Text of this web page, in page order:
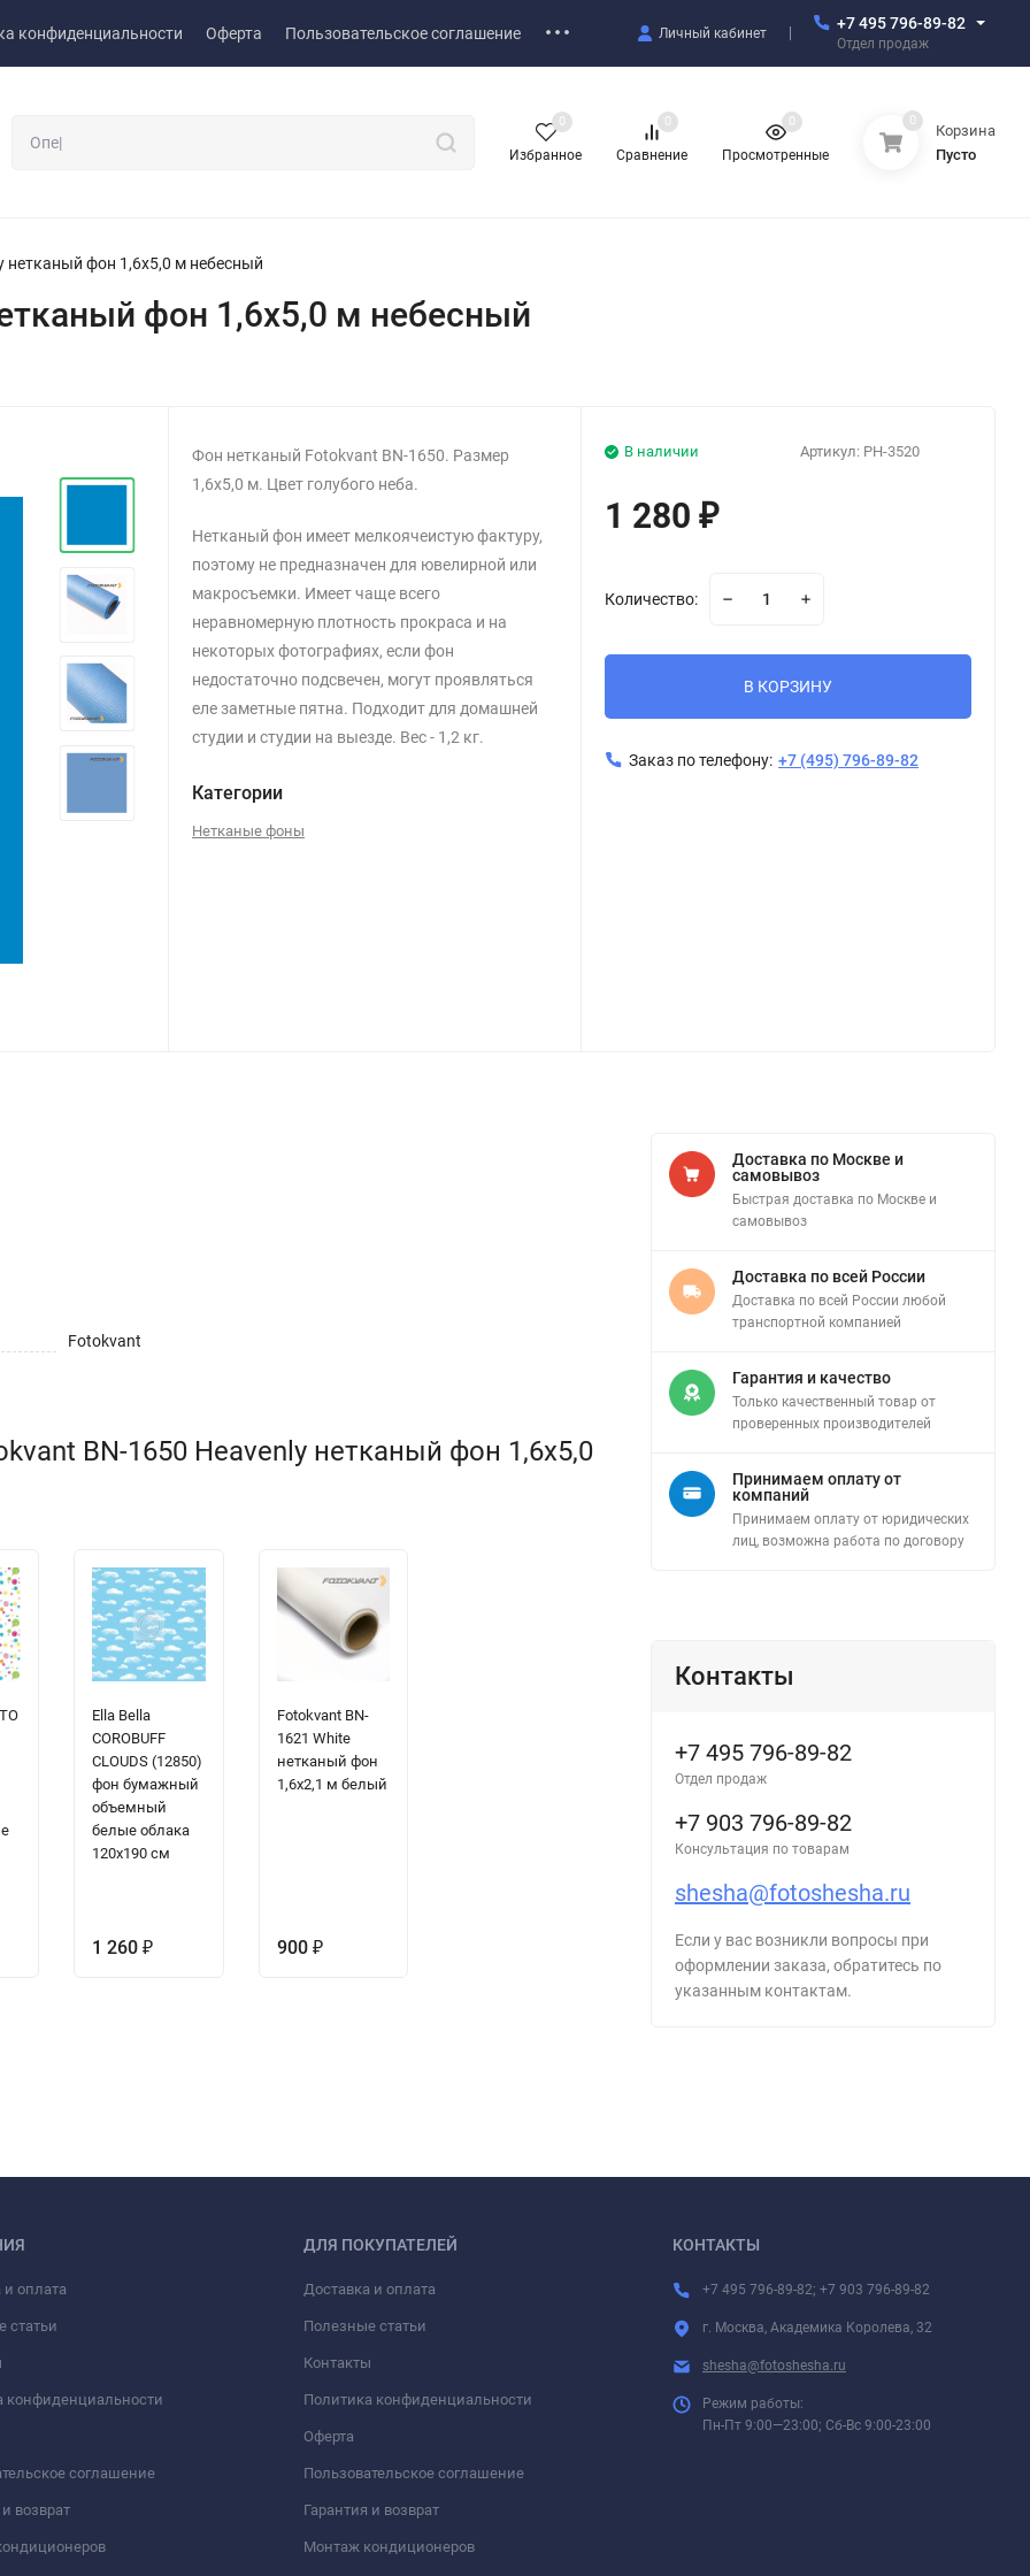
конфиденциальности Оферта Пользовательское соглашение Личный кабинет
+7 495 796-89-82
Отдел продаж
Избранное
0
Сравнение
0
Просмотренные
0 0
Корзина
Пусто
нетканый фон 1,6х5,0 м небесный
фон 1,6х5,0 м небесный
Фон нетканый Fotokvant BN-1650. Размер
1,6х5,0 м. Цвет голубого неба.
Нетканый фон имеет мелкоячеистую фактуру,
поэтому не предназначен для ювелирной или
макросъемки. Имеет чаще всего
неравномерную плотность прокраса и на
некоторых фотографиях, если фон
недостаточно подсвечен, могут проявляться
еле заметные пятна. Подходит для домашней
студии и студии на выезде. Вес - 1,2 кг.
Категории
Нетканые фоны
Артикул: PH-3520
В наличии
1 280₽
Количество:
В КОРЗИНУ
Заказ по телефону: +7 (495) 796-89-82
Fotokvant
BN-1650 Heavenly нетканый фон 1,6х5,0
Ella Bella
COROBUFF
CLOUDS (12850)
фон бумажный
объемный
белые облака
120х190 см
1 260 ₽
Fotokvant BN-
1621 White
нетканый фон
1,6х2,1 м белый
900 ₽
Доставка по Москве и
самовывоз
Быстрая доставка по Москве и
самовывоз
Доставка по всей России
Доставка по всей России любой
транспортной компанией
Гарантия и качество
Только качественный товар от
проверенных производителей
Принимаем оплату от
компаний
Принимаем оплату от юридических
лиц, возможна работа по договору
Контакты
+7 495 796-89-82
Отдел продаж
+7 903 796-89-82
Консультация по товарам
shesha@fotoshesha.ru
Если у вас возникли вопросы при
оформлении заказа, обратитесь по
указанным контактам.
и оплата
статьи
конфиденциальности
соглашение
возврат
ДЛЯ ПОКУПАТЕЛЕЙ
Доставка и оплата
Полезные статьи
Контакты
Политика конфиденциальности
Оферта
Пользовательское соглашение
Гарантия и возврат
Монтаж кондиционеров
КОНТАКТЫ
+7 495 796-89-82; +7 903 796-89-82
г. Москва, Академика Королева, 32
shesha@fotoshesha.ru
Режим работы:
Пн-Пт 9:00—23:00; Сб-Вс 9:00-23:00